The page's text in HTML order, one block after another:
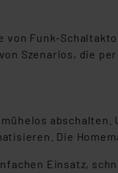
von Funk-
Szenarios, die
Die
Einsatz,